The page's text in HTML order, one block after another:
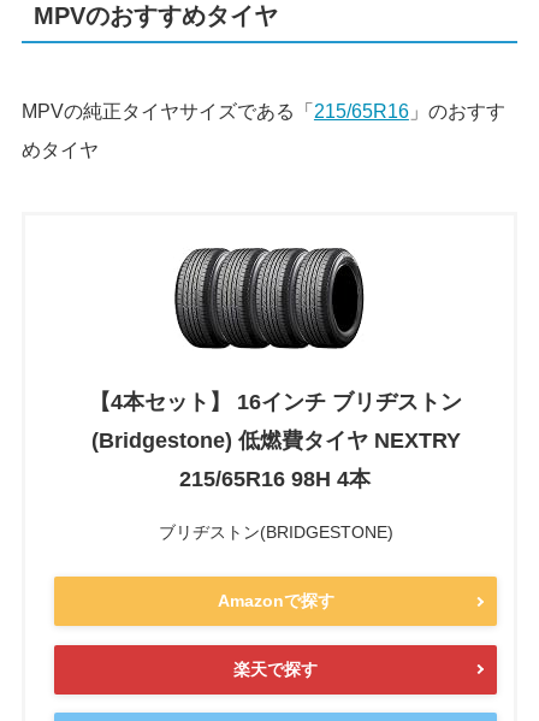
MPVのおすすめタイヤ
MPVの純正タイヤサイズである「 215/65R16」のおすす
めタイヤ
【4本セット】 16インチ ブリヂストン
(Bridgestone) 低燃費タイヤ NEXTRY
215/65R16 98H 4本
ブリヂストン(BRIDGESTONE)
Amazonで探す
楽天で探す